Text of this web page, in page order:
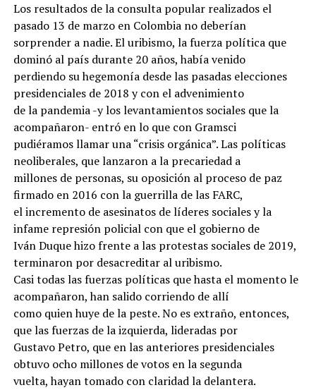
Los resultados de la consulta popular realizados el
pasado 13 de marzo en Colombia no deberían
sorprender a nadie. El uribismo, la fuerza política que
dominó al país durante 20 años, había venido
perdiendo su hegemonía desde las pasadas elecciones
presidenciales de 2018 y con el advenimiento
de la pandemia -y los levantamientos sociales que la
acompañaron- entró en lo que con Gramsci
pudiéramos llamar una “crisis orgánica”. Las políticas
neoliberales, que lanzaron a la precariedad a
millones de personas, su oposición al proceso de paz
firmado en 2016 con la guerrilla de las FARC,
el incremento de asesinatos de líderes sociales y la
infame represión policial con que el gobierno de
Iván Duque hizo frente a las protestas sociales de 2019,
terminaron por desacreditar al uribismo.
Casi todas las fuerzas políticas que hasta el momento le
acompañaron, han salido corriendo de allí
como quien huye de la peste. No es extraño, entonces,
que las fuerzas de la izquierda, lideradas por
Gustavo Petro, que en las anteriores presidenciales
obtuvo ocho millones de votos en la segunda
vuelta, hayan tomado con claridad la delantera.